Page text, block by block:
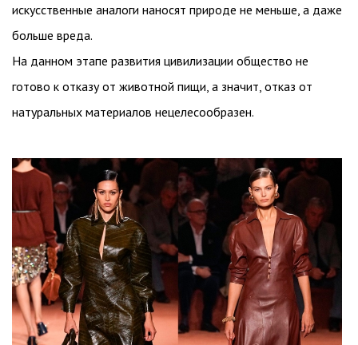
искусственные аналоги наносят природе не меньше, а даже
больше вреда.
На данном этапе развития цивилизации общество не
готово к отказу от животной пищи, а значит, отказ от
натуральных материалов нецелесообразен.